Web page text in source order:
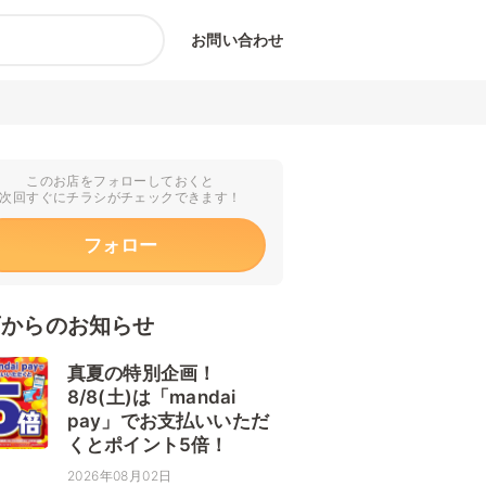
お問い合わせ
このお店をフォローしておくと
次回すぐにチラシがチェックできます！
フォロー
らのお知らせ
真夏の特別企画！
8/8(土)は「mandai
pay」でお支払いいただ
くとポイント5倍！
2026年08月02日